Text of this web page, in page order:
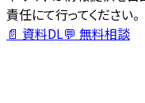
責任にて行ってください。
📄 資料DL💬 無料相談